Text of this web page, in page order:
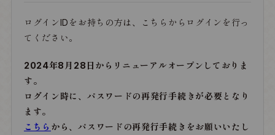
ログインIDをお持ちの方は、こちらからログインを行っ
てください。
2024年8月28日からリニューアルオープンしておりま
す。
ログイン時に、パスワードの再発行手続きが必要となり
ます。
こちら から、パスワードの再発行手続きをお願いいたし